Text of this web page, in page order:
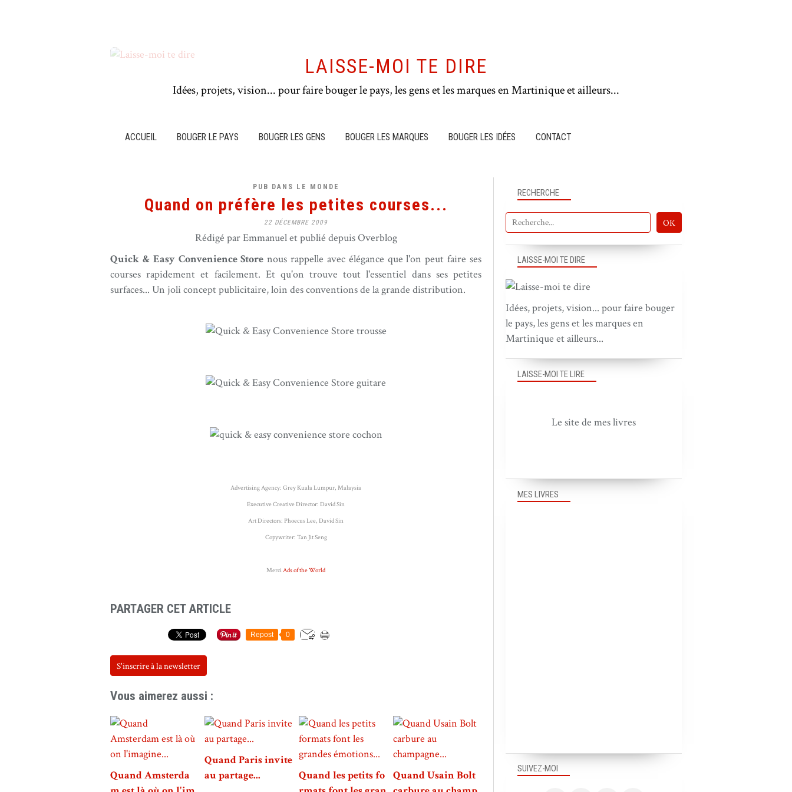
LAISSE-MOI TE DIRE
Idées, projets, vision... pour faire bouger le pays, les gens et les marques en Martinique et ailleurs...
ACCUEIL BOUGER LE PAYS BOUGER LES GENS BOUGER LES MARQUES BOUGER LES IDÉES CONTACT
PUB DANS LE MONDE
Quand on préfère les petites courses...
22 DÉCEMBRE 2009
Rédigé par Emmanuel et publié depuis Overblog
Quick & Easy Convenience Store nous rappelle avec élégance que l'on peut faire ses
courses rapidement et facilement. Et qu'on trouve tout l'essentiel dans ses petites
surfaces... Un joli concept publicitaire, loin des conventions de la grande distribution.
Advertising Agency: Grey Kuala Lumpur, Malaysia
Executive Creative Director: David Sin
Art Directors: Phoecus Lee, David Sin
Copywriter: Tan Jit Seng
MerciAds of the World
PARTAGER CET ARTICLE
Repost 0
S'inscrire à la newsletter
Vous aimerez aussi :
Quand Amsterda
Quand Paris invite
au partage...
Quand les petits fo
Quand Usain Bolt
SUIVEZ-MOI
RECHERCHE
LAISSE-MOI TE DIRE
Idées, projets, vision... pour faire bouger
le pays, les gens et les marques en
Martinique et ailleurs...
MES LIVRES
LAISSE-MOI TE LIRE
Le site de mes livres